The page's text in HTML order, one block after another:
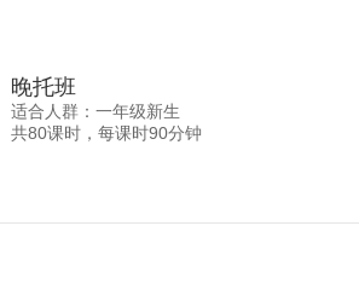
晚托班
适合人群：一年级新生
共80课时，每课时90分钟